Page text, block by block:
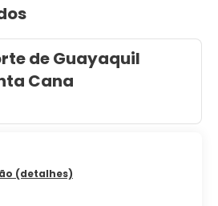
de Guayaquil
Cana
(detalhes)